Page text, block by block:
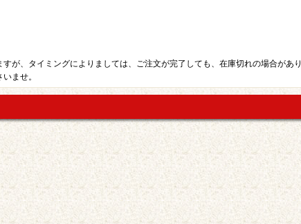
が、タイミングによりましては、ご注文が完了しても、在庫切れの場合があり
ませ。